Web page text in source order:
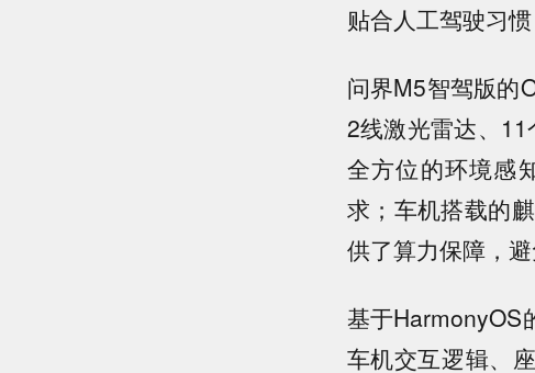
贴合人工驾驶习
问界M5智驾版的
2线激光雷达、
全方位的环境感
求；车机搭载的
供了算力保障，
基于HarmonyOS
车机交互逻辑、